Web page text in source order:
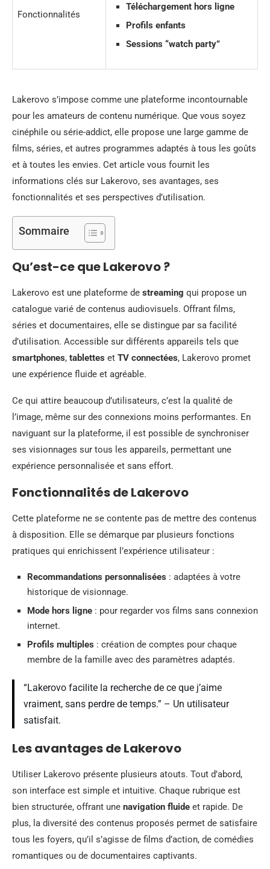
Fonctionnalités
Téléchargement hors ligne
Profils enfants
Sessions “watch party”
Lakerovo s’impose comme une plateforme incontournable
pour les amateurs de contenu numérique. Que vous soyez
cinéphile ou série-addict, elle propose une large gamme de
films, séries, et autres programmes adaptés à tous les goûts
et à toutes les envies. Cet article vous fournit les
informations clés sur Lakerovo, ses avantages, ses
fonctionnalités et ses perspectives d’utilisation.
Sommaire
Qu’est-ce que Lakerovo ?
Lakerovo est une plateforme de streaming qui propose un
catalogue varié de contenus audiovisuels. Offrant films,
séries et documentaires, elle se distingue par sa facilité
d’utilisation. Accessible sur différents appareils tels que
smartphones, tablettes et TV connectées, Lakerovo promet
une expérience fluide et agréable.
Ce qui attire beaucoup d’utilisateurs, c’est la qualité de
l’image, même sur des connexions moins performantes. En
naviguant sur la plateforme, il est possible de synchroniser
ses visionnages sur tous les appareils, permettant une
expérience personnalisée et sans effort.
Fonctionnalités de Lakerovo
Cette plateforme ne se contente pas de mettre des contenus
à disposition. Elle se démarque par plusieurs fonctions
pratiques qui enrichissent l’expérience utilisateur :
Recommandations personnalisées : adaptées à votre
historique de visionnage.
Mode hors ligne : pour regarder vos films sans connexion
internet.
Profils multiples : création de comptes pour chaque
membre de la famille avec des paramètres adaptés.
“Lakerovo facilite la recherche de ce que j’aime
vraiment, sans perdre de temps.” – Un utilisateur
satisfait.
Les avantages de Lakerovo
Utiliser Lakerovo présente plusieurs atouts. Tout d’abord,
son interface est simple et intuitive. Chaque rubrique est
bien structurée, offrant une navigation fluide et rapide. De
plus, la diversité des contenus proposés permet de satisfaire
tous les foyers, qu’il s’agisse de films d’action, de comédies
romantiques ou de documentaires captivants.